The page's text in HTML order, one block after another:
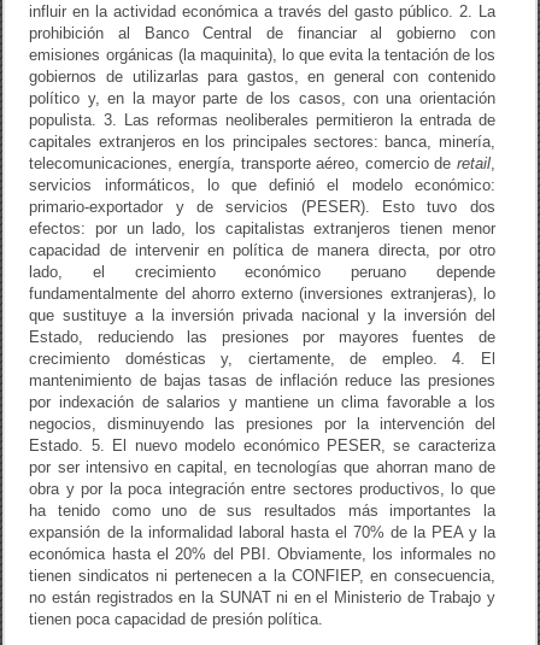
influir en la actividad económica a través del gasto público. 2. La
prohibición al Banco Central de financiar al gobierno con
emisiones orgánicas (la maquinita), lo que evita la tentación de los
gobiernos de utilizarlas para gastos, en general con contenido
político y, en la mayor parte de los casos, con una orientación
populista. 3. Las reformas neoliberales permitieron la entrada de
capitales extranjeros en los principales sectores: banca, minería,
telecomunicaciones, energía, transporte aéreo, comercio de retail,
servicios informáticos, lo que definió el modelo económico:
primario-exportador y de servicios (PESER). Esto tuvo dos
efectos: por un lado, los capitalistas extranjeros tienen menor
capacidad de intervenir en política de manera directa, por otro
lado, el crecimiento económico peruano depende
fundamentalmente del ahorro externo (inversiones extranjeras), lo
que sustituye a la inversión privada nacional y la inversión del
Estado, reduciendo las presiones por mayores fuentes de
crecimiento domésticas y, ciertamente, de empleo. 4. El
mantenimiento de bajas tasas de inflación reduce las presiones
por indexación de salarios y mantiene un clima favorable a los
negocios, disminuyendo las presiones por la intervención del
Estado. 5. El nuevo modelo económico PESER, se caracteriza
por ser intensivo en capital, en tecnologías que ahorran mano de
obra y por la poca integración entre sectores productivos, lo que
ha tenido como uno de sus resultados más importantes la
expansión de la informalidad laboral hasta el 70% de la PEA y la
económica hasta el 20% del PBI. Obviamente, los informales no
tienen sindicatos ni pertenecen a la CONFIEP, en consecuencia,
no están registrados en la SUNAT ni en el Ministerio de Trabajo y
tienen poca capacidad de presión política.